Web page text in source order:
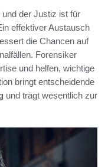
und der Justiz ist für
effektiver Austausch
die Chancen auf
Forensiker
und helfen, wichtige
bringt entscheidende
und trägt wesentlich zur